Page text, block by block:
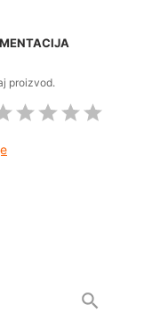
proizvod.